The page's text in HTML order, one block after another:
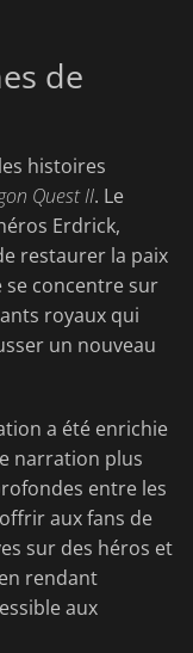
de
histoires
Quest II. Le
Erdrick,
restaurer la paix
se concentre sur
royaux qui
un nouveau
a été enrichie
narration plus
entre les
aux fans de
sur des héros et
rendant
aux